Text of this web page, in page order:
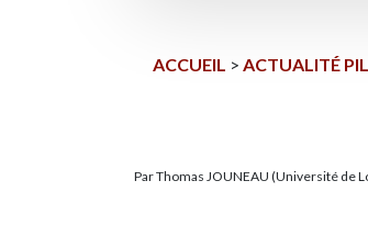
ACCUEIL > ACTUALITÉ
Par Thomas JOUNEAU (Université de